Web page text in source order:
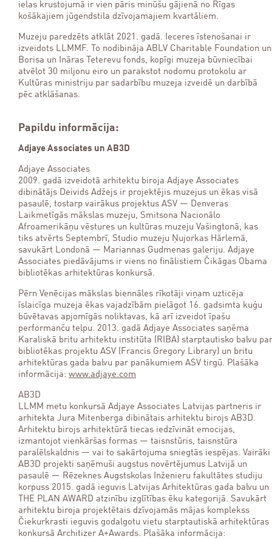
ielas krustojumā ir vien pāris minūšu gājienā no Rīgas
košākajiem jūgendstila dzīvojamajiem kvartāliem.
Muzeju paredzēts atklāt 2021. gadā. Ieceres īstenošanai ir
izveidots LLMMF. To nodibināja ABLV Charitable Foundation un
Borisa un Ināras Teterevu fonds, kopīgi muzeja būvniecībai
atvēlot 30 miljonu eiro un parakstot nodomu protokolu ar
Kultūras ministriju par sadarbību muzeja izveidē un darbībā
pēc atklāšanas.
Papildu informācija:
Adjaye Associates un AB3D
Adjaye Associates
2009. gadā izveidotā arhitektu biroja Adjaye Associates
dibinātājs Deivids Adžejs ir projektējis muzejus un ēkas visā
pasaulē, tostarp vairākus projektus ASV — Denveras
Laikmetīgās mākslas muzeju, Smitsona Nacionālo
Afroamerikāņu vēstures un kultūras muzeju Vašingtonā, kas
tiks atvērts Septembrī, Studio muzeju Ņujorkas Hārlemā,
savukārt Londonā — Mariannas Gudmenas galeriju. Adjaye
Associates piedāvājums ir viens no finālistiem Čikāgas Obama
bibliotēkas arhitektūras konkursā.
Pērn Venēcijas mākslas biennāles rīkotāji viņam uzticēja
īslaicīga muzeja ēkas vajadzībām pielāgot 16. gadsimta kuģu
būvētavas apjomīgās noliktavas, kā arī izveidot īpašu
performanču telpu. 2013. gadā Adjaye Associates saņēma
Karaliskā britu arhitektu institūta (RIBA) starptautisko balvu par
bibliotēkas projektu ASV (Francis Gregory Library) un britu
arhitektūras gada balvu par panākumiem ASV tirgū. Plašāka
informācija: www.adjaye.com
AB3D
LLMM metu konkursā Adjaye Associates Latvijas partneris ir
arhitekta Jura Mitenberga dibinātais arhitektu birojs AB3D.
Arhitektu birojs arhitektūrā tiecas iedzīvināt emocijas,
izmantojot vienkāršas formas — taisnstūris, taisnstūra
paralēlskaldnis — vai to sakārtojuma sniegtās iespējas. Vairāki
AB3D projekti saņēmuši augstus novērtējumus Latvijā un
pasaulē — Rēzeknes Augstskolas Inženieru fakultātes studiju
korpuss 2015. gadā ieguvis Latvijas Arhitektūras gada balvu un
THE PLAN AWARD atzinību izglītības ēku kategorijā. Savukārt
arhitektu biroja projektētais dzīvojamās mājas komplekss
Čiekurkrasti ieguvis godalgotu vietu starptautiskā arhitektūras
konkursā Architizer A+Awards. Plašāka informācija: